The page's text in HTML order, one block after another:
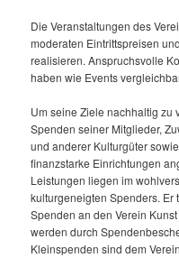
Die Veranstaltungen des
moderaten Eintrittspreisen
realisieren. Anspruchsvolle
haben wie Events
Um seine Ziele nachhaltig zu
Spenden seiner Mitglieder,
und anderer Kulturgüter
finanzstarke Einrichtungen
Leistungen liegen im
kulturgeneigten Spenders. Er
Spenden an den Verein
werden durch
Kleinspenden sind dem